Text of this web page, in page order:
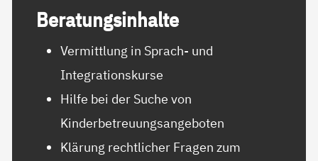
Be­ra­tungs­in­hal­te
Vermittlung in Sprach- und
Integrationskurse
Hilfe bei der Suche von
Kinderbetreuungsangeboten
Klärung rechtlicher Fragen zum